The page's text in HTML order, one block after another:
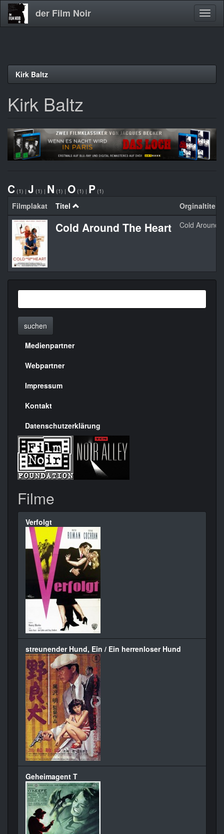
Direkt
der Film Noir
Kirk Baltz
Kirk Baltz
C (1) | J (1) | N (1) | O (1) | P (1)
Filmplakat Titel Orginaltitel
Cold Around The Heart Cold Around
suchen
Menülinks
rechte
Seite
Medienpartner
Webpartner
Impressum
Kontakt
Datenschutzerklärung
Filme
Verfolgt
streunender Hund, Ein / Ein herrenloser Hund
Geheimagent T